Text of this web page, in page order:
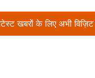
खबरों के लिए अभी